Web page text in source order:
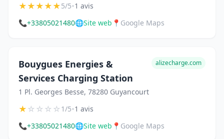
★★★★★5/5•1 avis
📞+33805021480🌐Site web 📍 Google Maps
Bouygues Energies &
Services Charging Station
1 Pl. Georges Besse, 78280 Guyancourt
alizecharge.com
★☆☆☆☆1/5•1 avis
📞+33805021480🌐Site web 📍 Google Maps